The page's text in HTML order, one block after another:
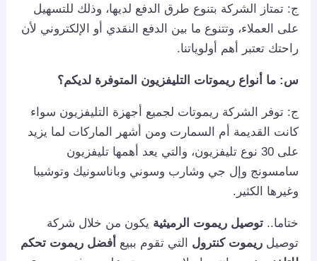
ج: تمتاز الشركة بتنوع طرق الدفع لديها، وذلك للتسهيل
على العملاء، وتتنوع ما بين الدفع النقدي أو الإلكتروني لأن
راحتك تعتبر أهم أولوياتنا.
س: ما أنواع ريموتات التليفزيون المتوفرة لديكم؟
ج: توفر الشركة ريموتات لجميع أجهزة التليفزيون سواء
كانت القديمة أم السمارت ومن أشهر الماركات لما يزيد
على 30 نوع تليفزيون، والتي يعد أهمها تليفزيون
سامسونج وإل جي وشارب وسوني وباناسونيك وتوشيبا
وغيرها الكثير.
ختاما.. توصيل ريموت الرميثية يكون من خلال شركة
توصيلريموت كنترول التي تقوم ببيع أفضل ريموت تحكم